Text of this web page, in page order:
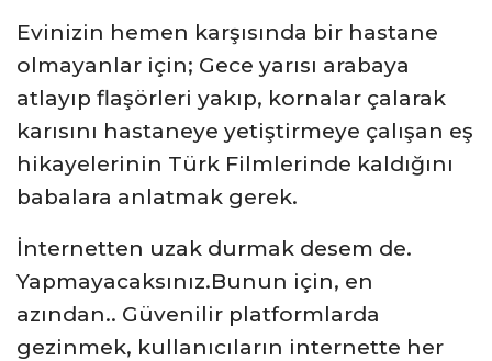
Evinizin hemen karşısında bir hastane
olmayanlar için; Gece yarısı arabaya
atlayıp flaşörleri yakıp, kornalar çalarak
karısını hastaneye yetiştirmeye çalışan eş
hikayelerinin Türk Filmlerinde kaldığını
babalara anlatmak gerek.
İnternetten uzak durmak desem de.
Yapmayacaksınız.Bunun için, en
azından.. Güvenilir platformlarda
gezinmek, kullanıcıların internette her